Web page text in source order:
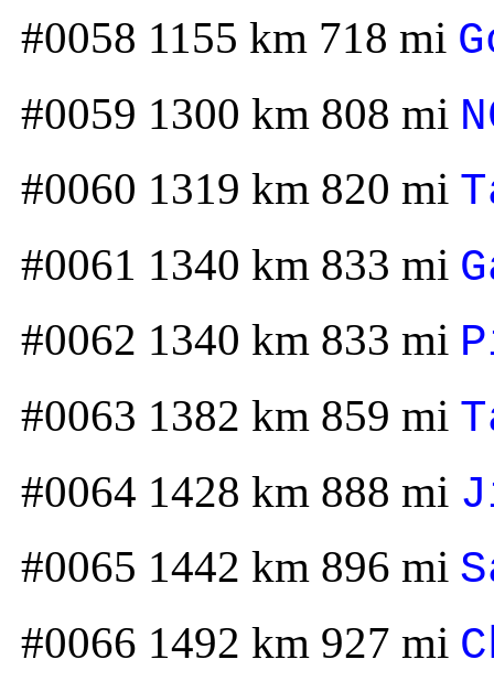
#0058 1155 km 718 mi
#0059 1300 km 808 mi
#0060 1319 km 820 mi
#0061 1340 km 833 mi
#0062 1340 km 833 mi
#0063 1382 km 859 mi
#0064 1428 km 888 mi
#0065 1442 km 896 mi
#0066 1492 km 927 mi